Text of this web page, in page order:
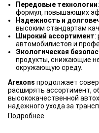
Передовые технологии
формул, повышающих
Надежность и
высоким стандартам
Широкий ассортимент:
автомобилистов и
Экологическая
продукты, снижающие
окружающую среду.
Arexons продолжает
расширять ассортимент,
высококачественной
надежного ухода за
Подробнее